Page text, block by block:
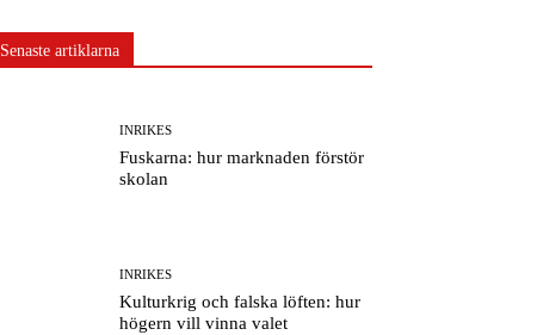
Senaste artiklarna
INRIKES
Fuskarna: hur marknaden förstör
skolan
INRIKES
Kulturkrig och falska löften: hur
högern vill vinna valet